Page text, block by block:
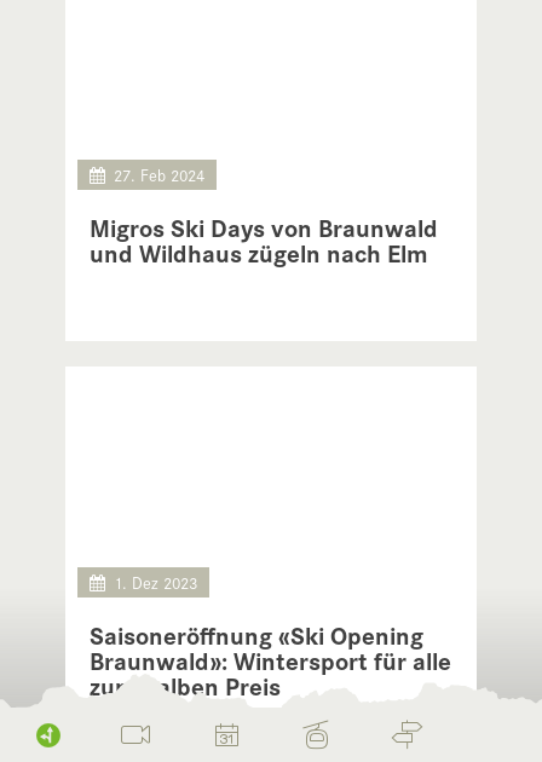
Migros Ski Days von Braunwald
und Wildhaus zügeln nach Elm
27. Feb 2024
Saisoneröffnung «Ski Opening
Braunwald»: Wintersport für alle
zum halben Preis
1. Dez 2023